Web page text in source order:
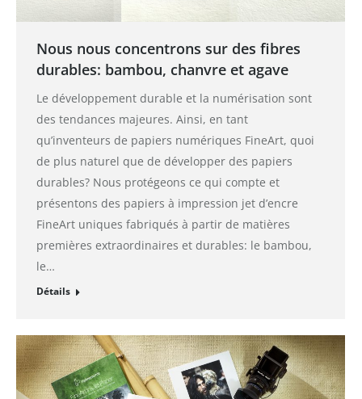
Nous nous concentrons sur des fibres
durables: bambou, chanvre et agave
Le développement durable et la numérisation sont
des tendances majeures. Ainsi, en tant
qu’inventeurs de papiers numériques FineArt, quoi
de plus naturel que de développer des papiers
durables? Nous protégeons ce qui compte et
présentons des papiers à impression jet d’encre
FineArt uniques fabriqués à partir de matières
premières extraordinaires et durables: le bambou,
le…
Détails